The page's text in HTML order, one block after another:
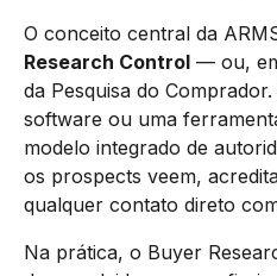
O conceito central da
Research Control — ou,
da Pesquisa do
software ou uma
modelo integrado de
os prospects veem,
qualquer contato direto
Na prática, o Buyer